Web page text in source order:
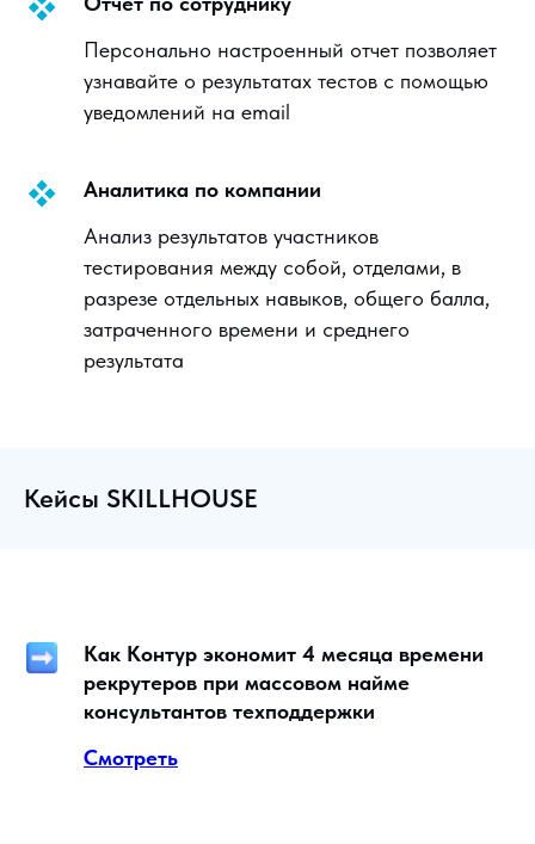
Персонально настроенный отчет позволяет
узнавайте о результатах тестов с помощью
уведомлений на email
Аналитика по компании
Анализ результатов участников
тестирования между собой, отделами, в
разрезе отдельных навыков, общего балла,
затраченного времени и среднего
результата
Кейсы SKILLHOUSE
Как Контур экономит 4 месяца времени
рекрутеров при массовом найме
консультантов техподдержки
Смотреть